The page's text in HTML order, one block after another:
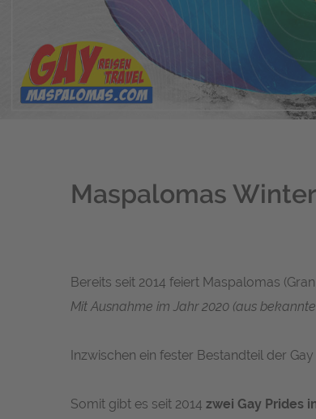
Maspalomas
Bereits seit 2014 feiert Maspalomas
Mit Ausnahme im Jahr 2020 (aus
Inzwischen ein fester Bestandteil der
Somit gibt es seit 2014 zwei Gay Prides